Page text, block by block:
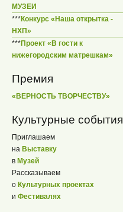
МУЗЕИ
***Конкурс «Наша открытка -
НХП»
***Проект «В гости к
нижегородским матрешкам»
Премия
«ВЕРНОСТЬ ТВОРЧЕСТВУ»
Культурные события
Приглашаем
на Выставку
в Музей
Рассказываем
о Культурных проектах
и Фестивалях